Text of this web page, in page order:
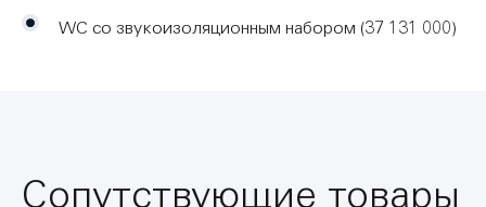
WC со звукоизоляционным набором (37 131 000)
Сопутствующие товары